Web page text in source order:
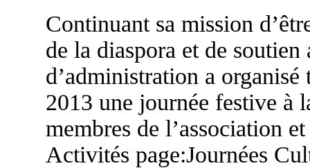
Continuant sa mission
de la diaspora et de
d’administration a
2013 une journée festive à
membres de l’association
Activités page:Journées